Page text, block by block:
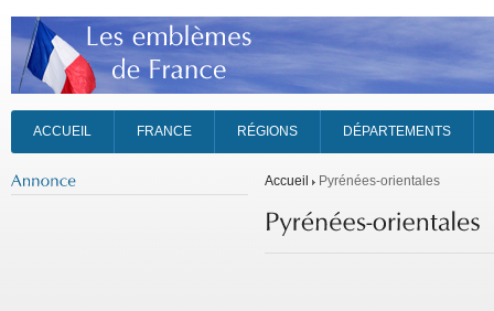
ACCUEIL FRANCE RÉGIONS DÉPARTEMENTS
Accueil Pyrénées-orientales